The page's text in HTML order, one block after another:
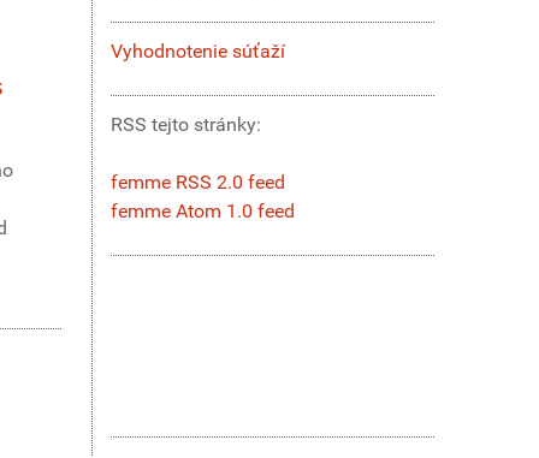
Vyhodnotenie súťaží
RSS tejto stránky:
femme RSS 2.0 feed
femme Atom 1.0 feed